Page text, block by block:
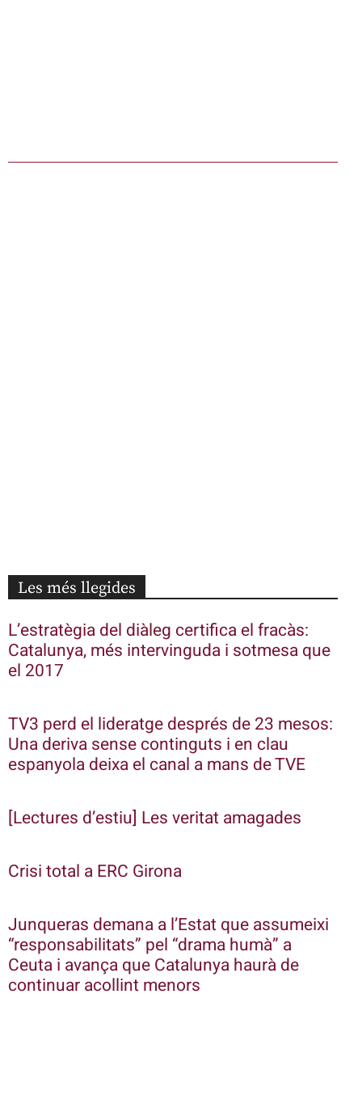
Les més llegides
L’estratègia del diàleg certifica el fracàs:
Catalunya, més intervinguda i sotmesa que
el 2017
TV3 perd el lideratge després de 23 mesos:
Una deriva sense continguts i en clau
espanyola deixa el canal a mans de TVE
[Lectures d’estiu] Les veritat amagades
Crisi total a ERC Girona
Junqueras demana a l’Estat que assumeixi
“responsabilitats” pel “drama humà” a
Ceuta i avança que Catalunya haurà de
continuar acollint menors